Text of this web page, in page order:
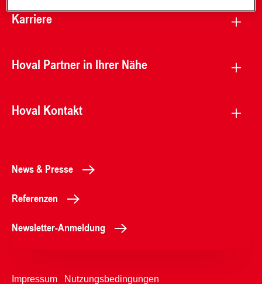
Karriere
Hoval Partner in Ihrer Nähe
Hoval Kontakt
News & Presse
Referenzen
Newsletter-Anmeldung
Impressum Nutzungsbedingungen